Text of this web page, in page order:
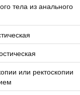
тела из анального
или ректоскопии